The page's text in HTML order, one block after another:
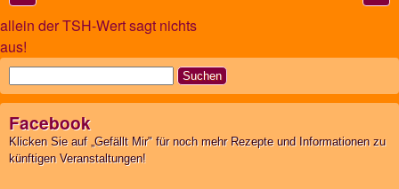
allein der TSH-Wert sagt nichts
aus!
Facebook
Klicken Sie auf „Gefällt Mir" für noch mehr Rezepte und Informationen zu
künftigen Veranstaltungen!